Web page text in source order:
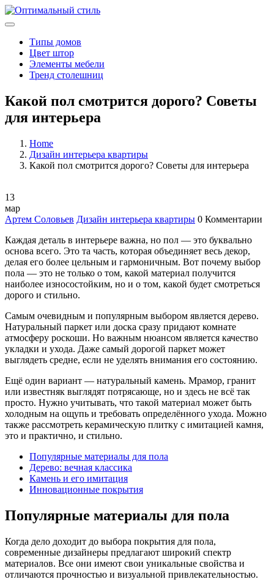
Типы домов
Цвет штор
Элементы мебели
Тренд столешниц
Какой пол смотрится дорого? Советы
для интерьера
Home
Дизайн интерьера квартиры
Какой пол смотрится дорого? Советы для интерьера
13
мар
Артем Соловьев Дизайн интерьера квартиры 0 Комментарии
Каждая деталь в интерьере важна, но пол — это буквально
основа всего. Это та часть, которая объединяет весь декор,
делая его более цельным и гармоничным. Вот почему выбор
пола — это не только о том, какой материал получится
наиболее износостойким, но и о том, какой будет смотреться
дорого и стильно.
Самым очевидным и популярным выбором является дерево.
Натуральный паркет или доска сразу придают комнате
атмосферу роскоши. Но важным нюансом является качество
укладки и ухода. Даже самый дорогой паркет может
выглядеть средне, если не уделять внимания его состоянию.
Ещё один вариант — натуральный камень. Мрамор, гранит
или известняк выглядят потрясающе, но и здесь не всё так
просто. Нужно учитывать, что такой материал может быть
холодным на ощупь и требовать определённого ухода. Можно
также рассмотреть керамическую плитку с имитацией камня,
это и практично, и стильно.
Популярные материалы для пола
Дерево: вечная классика
Камень и его имитация
Инновационные покрытия
Популярные материалы для пола
Когда дело доходит до выбора покрытия для пола,
современные дизайнеры предлагают широкий спектр
материалов. Все они имеют свои уникальные свойства и
отличаются прочностью и визуальной привлекательностью.